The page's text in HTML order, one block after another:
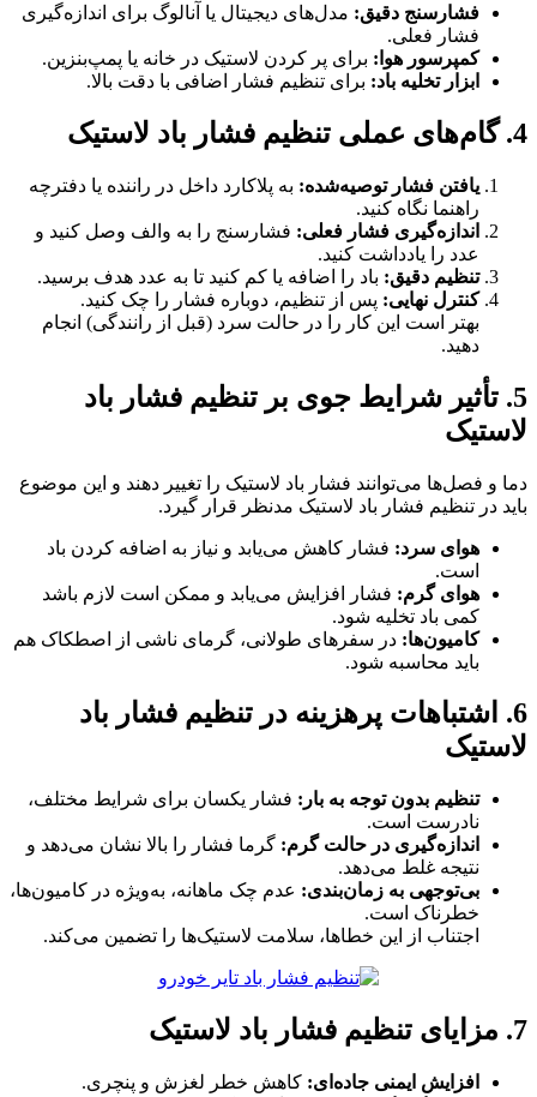
فشارسنج دقیق: مدل‌های دیجیتال یا آنالوگ برای اندازه‌گیری
فشار فعلی.
کمپرسور هوا: برای پر کردن لاستیک در خانه یا پمپ‌بنزین.
ابزار تخلیه باد: برای تنظیم فشار اضافی با دقت بالا.
4. گام‌های عملی تنظیم فشار باد لاستیک
یافتن فشار توصیه‌شده: به پلاکارد داخل در راننده یا دفترچه
راهنما نگاه کنید.
اندازه‌گیری فشار فعلی: فشارسنج را به والف وصل کنید و
عدد را یادداشت کنید.
تنظیم دقیق: باد را اضافه یا کم کنید تا به عدد هدف برسید.
کنترل نهایی: پس از تنظیم، دوباره فشار را چک کنید.
بهتر است این کار را در حالت سرد (قبل از رانندگی) انجام
دهید.
5. تأثیر شرایط جوی بر تنظیم فشار باد
لاستیک
دما و فصل‌ها می‌توانند فشار باد لاستیک را تغییر دهند و این موضوع
باید در تنظیم فشار باد لاستیک مدنظر قرار گیرد.
هوای سرد: فشار کاهش می‌یابد و نیاز به اضافه کردن باد
است.
هوای گرم: فشار افزایش می‌یابد و ممکن است لازم باشد
کمی باد تخلیه شود.
کامیون‌ها: در سفرهای طولانی، گرمای ناشی از اصطکاک هم
باید محاسبه شود.
6. اشتباهات پرهزینه در تنظیم فشار باد
لاستیک
تنظیم بدون توجه به بار: فشار یکسان برای شرایط مختلف،
نادرست است.
اندازه‌گیری در حالت گرم: گرما فشار را بالا نشان می‌دهد و
نتیجه غلط می‌دهد.
بی‌توجهی به زمان‌بندی: عدم چک ماهانه، به‌ویژه در کامیون‌ها،
خطرناک است.
اجتناب از این خطاها، سلامت لاستیک‌ها را تضمین می‌کند.
7. مزایای تنظیم فشار باد لاستیک
افزایش ایمنی جاده‌ای: کاهش خطر لغزش و پنچری.